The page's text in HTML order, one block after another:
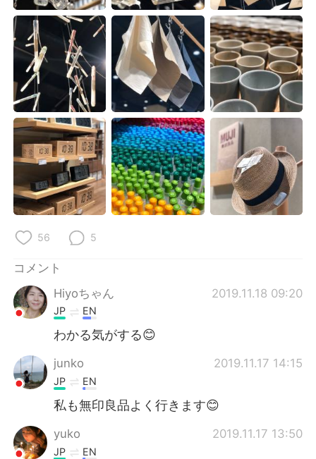
56 5
コメント
Hiyoちゃん
2019.11.18 09:20
JP EN
わかる気がする😊
junko 2019.11.17 14:15
JP EN
私も無印良品よく行きます😊
yuko 2019.11.17 13:50
JP EN